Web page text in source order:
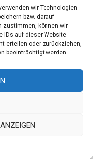
wir Technologien
bzw. darauf
zustimmen, können wir
IDs auf dieser Website
erteilen oder zurückziehen,
beeinträchtigt werden.